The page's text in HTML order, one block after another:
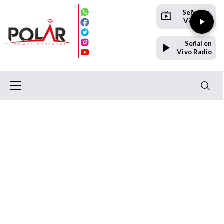
Señal en
Vivo TV
Señal en
Vivo Radio